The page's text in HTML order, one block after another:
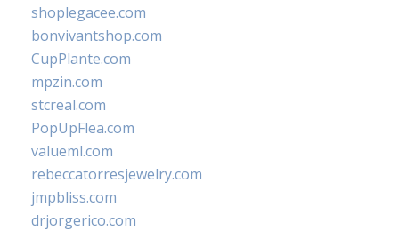
shoplegacee.com
bonvivantshop.com
CupPlante.com
mpzin.com
stcreal.com
PopUpFlea.com
valueml.com
rebeccatorresjewelry.com
jmpbliss.com
drjorgerico.com